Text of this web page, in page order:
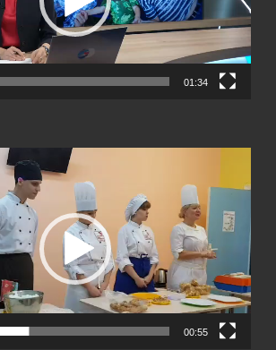
01:34
00:55